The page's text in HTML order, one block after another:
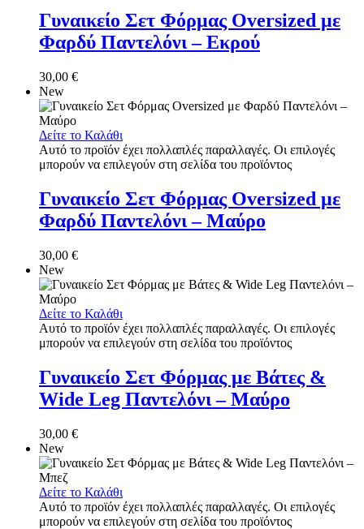
Γυναικείο Σετ Φόρμας Oversized με
Φαρδύ Παντελόνι – Εκρού
30,00 €
New
Δείτε το Καλάθι
Αυτό το προϊόν έχει πολλαπλές παραλλαγές. Οι επιλογές
μπορούν να επιλεγούν στη σελίδα του προϊόντος
Γυναικείο Σετ Φόρμας Oversized με
Φαρδύ Παντελόνι – Μαύρο
30,00 €
New
Δείτε το Καλάθι
Αυτό το προϊόν έχει πολλαπλές παραλλαγές. Οι επιλογές
μπορούν να επιλεγούν στη σελίδα του προϊόντος
Γυναικείο Σετ Φόρμας με Βάτες &
Wide Leg Παντελόνι – Μαύρο
30,00 €
New
Δείτε το Καλάθι
Αυτό το προϊόν έχει πολλαπλές παραλλαγές. Οι επιλογές
μπορούν να επιλεγούν στη σελίδα του προϊόντος